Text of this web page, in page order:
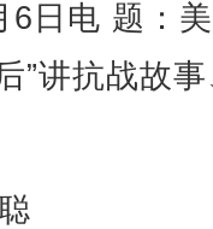
电 题：
”讲抗战故